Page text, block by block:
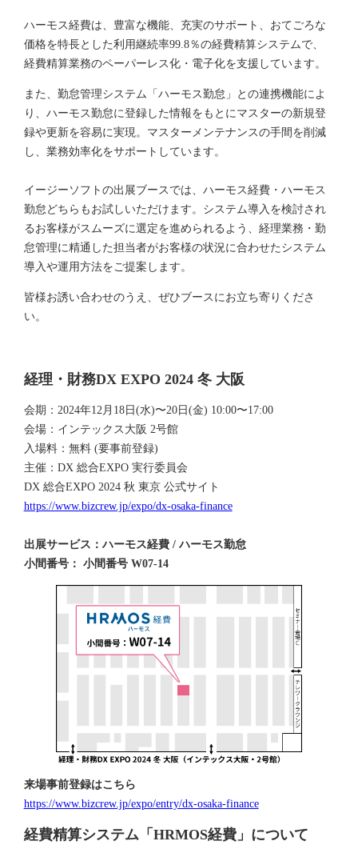
ハーモス経費は、豊富な機能、充実のサポート、おてごろな
価格を特長とした利用継続率99.8％の経費精算システムで、
経費精算業務のペーパーレス化・電子化を支援しています。
また、勤怠管理システム「ハーモス勤怠」との連携機能によ
り、ハーモス勤怠に登録した情報をもとにマスターの新規登
録や更新を容易に実現。マスターメンテナンスの手間を削減
し、業務効率化をサポートしています。
イージーソフトの出展ブースでは、ハーモス経費・ハーモス
勤怠どちらもお試しいただけます。システム導入を検討され
るお客様がスムーズに選定を進められるよう、経理業務・勤
怠管理に精通した担当者がお客様の状況に合わせたシステム
導入や運用方法をご提案します。
皆様お誘い合わせのうえ、ぜひブースにお立ち寄りくださ
い。
経理・財務DX EXPO 2024 冬 大阪
会期：2024年12月18日(水)〜20日(金) 10:00〜17:00
会場：インテックス大阪 2号館
入場料：無料 (要事前登録)
主催：DX 総合EXPO 実行委員会
DX 総合EXPO 2024 秋 東京 公式サイト
https://www.bizcrew.jp/expo/dx-osaka-finance
出展サービス：ハーモス経費 / ハーモス勤怠
小間番号： 小間番号 W07-14
来場事前登録はこちら
https://www.bizcrew.jp/expo/entry/dx-osaka-finance
経費精算システム「HRMOS経費」について